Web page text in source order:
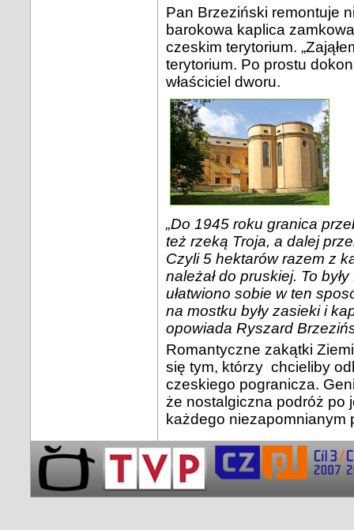
Pan Brzeziński remontuje
barokowa kaplica
czeskim terytorium.
terytorium. Po prostu
właściciel dworu.
„Do 1945 roku granica
też rzeką Troja, a dalej
Czyli 5 hektarów razem z
należał do pruskiej. To
ułatwiono sobie w ten
na mostku były zasieki i
opowiada Ryszard
Romantyczne zakątki
się tym, którzy chcieliby
czeskiego pogranicza.
że nostalgiczna podróż po
każdego